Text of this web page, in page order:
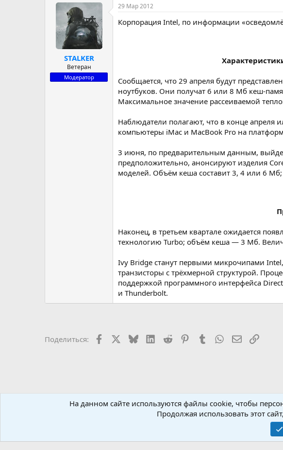
м
т
а
н
а
ч
а
л
а
STALKER
Ветеран
Модератор
29 Мар 2012
Корпорация Intel, по информации
Сообщается, что 29 апреля будут
ноутбуков. Они получат 6 или 8 Мб кеш-
Максимальное значение рассеиваемой
Наблюдатели полагают, что в конце
компьютеры iMac и MacBook Pro на
3 июня, по предварительным данным,
предположительно, анонсируют изделия
моделей. Объём кеша составит 3, 4 или 6 Мб;
Наконец, в третьем квартале ожидается
технологию Turbo; объём кеша — 3 Мб.
Ivy Bridge станут первыми микрочипами
транзисторы с трёхмерной структурой.
поддержкой программного интерфейса
и Thunderbolt.
Поделиться: FacebookX (Twitter)
BlueskyLinkedIn
Reddit PinterestTumblr WhatsAppСсылка
Новостной раздел Новости Новости Hardware
На данном сайте используются файлы cookie, чтобы
Продолжая использовать этот